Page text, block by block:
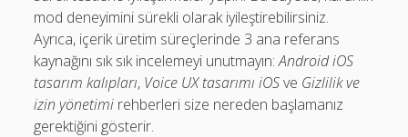
mod deneyimini sürekli olarak iyileştirebilirsiniz.
Ayrıca, içerik üretim süreçlerinde 3 ana referans
kaynağını sık sık incelemeyi unutmayın:Android iOS
tasarım kalıpları, Voice UX tasarımı iOSve Gizlilik ve
izin yönetimi rehberleri size nereden başlamanız
gerektiğini gösterir.